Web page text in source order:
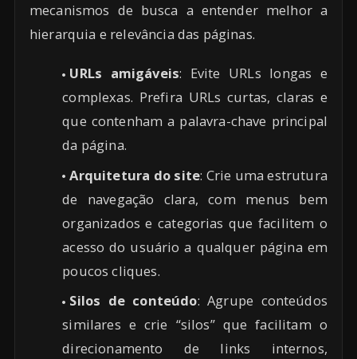
mecanismos de busca a entender melhor a
hierarquia e relevância das páginas.
URLs amigáveis: Evite URLs longas e
complexas. Prefira URLs curtas, claras e
que contenham a palavra-chave principal
da página.
Arquitetura do site: Crie uma estrutura
de navegação clara, com menus bem
organizados e categorias que facilitem o
acesso do usuário a qualquer página em
poucos cliques.
Silos de conteúdo: Agrupe conteúdos
similares e crie “silos” que facilitam o
direcionamento de links internos,